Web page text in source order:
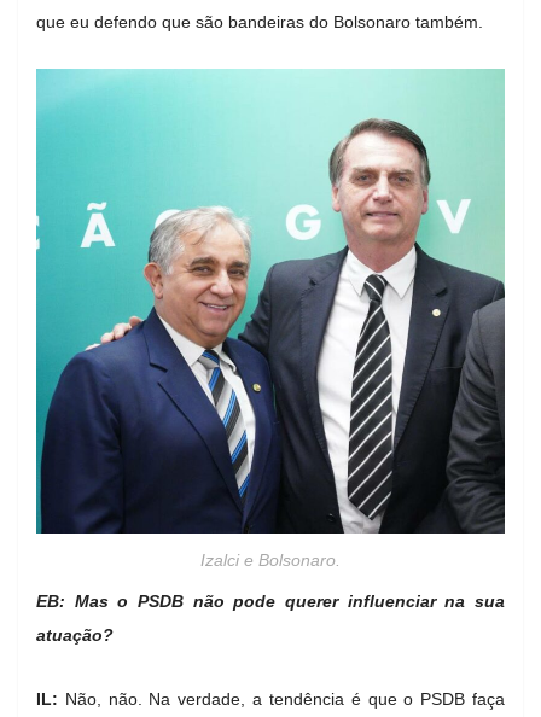
que eu defendo que são bandeiras do Bolsonaro também.
Izalci e Bolsonaro.
EB: Mas o PSDB não pode querer influenciar na sua
atuação?
IL: Não, não. Na verdade, a tendência é que o PSDB faça